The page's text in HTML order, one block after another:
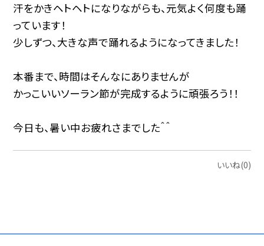
汗をかきヘトヘトになりながらも、元気よく何度も踊
っています！
少しずつ、大きな声で踊れるようになってきました！
本番まで、時間はそんなにありませんが
かっこいいソーラン節が完成するように頑張ろう！！
今日も、暑い中お疲れさまでした＾＾
いいね(0)